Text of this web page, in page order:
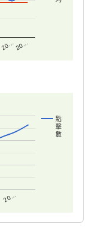
20…20…
點
擊
數
20…